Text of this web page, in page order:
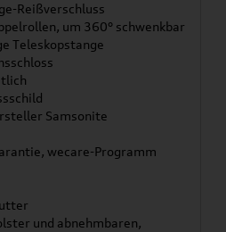
Reißverschluss
um 360° schwenkbar
Teleskopstange
Samsonite
wecare-Programm
und abnehmbaren,